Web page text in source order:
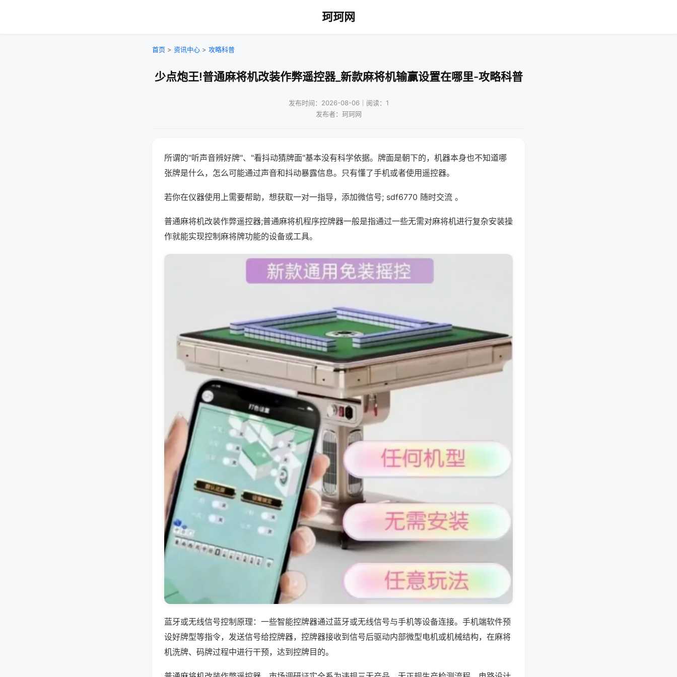
珂珂网
首页 > 资讯中心 > 攻略科普
少点炮王!普通麻将机改装作弊遥控器_新款麻将机输赢设置在哪里-攻略科普
发布时间：2026-08-06｜阅读：1
发布者：珂珂网
所谓的"听声音辨好牌"、"看抖动猜牌面"基本没有科学依据。牌面是朝下的，机器本身也不知道哪
张牌是什么，怎么可能通过声音和抖动暴露信息。只有懂了手机或者使用遥控器。
若你在仪器使用上需要帮助，想获取一对一指导，添加微信号; sdf6770 随时交流 。
普通麻将机改装作弊遥控器;普通麻将机程序控牌器一般是指通过一些无需对麻将机进行复杂安装操
作就能实现控制麻将牌功能的设备或工具。
蓝牙或无线信号控制原理：一些智能控牌器通过蓝牙或无线信号与手机等设备连接。手机端软件预
设好牌型等指令，发送信号给控牌器，控牌器接收到信号后驱动内部微型电机或机械结构，在麻将
机洗牌、码牌过程中进行干预，达到控牌目的。